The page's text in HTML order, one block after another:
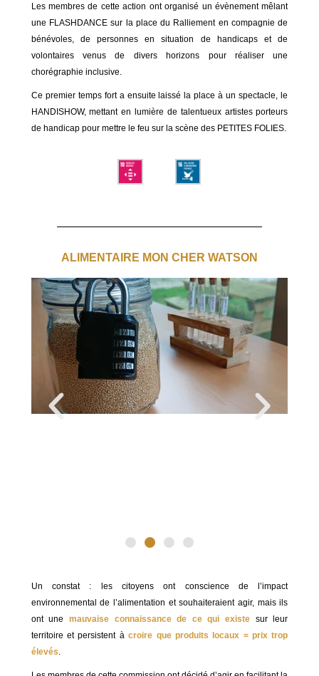
Les membres de cette action ont organisé un évènement mêlant
une FLASHDANCE sur la place du Ralliement en compagnie de
bénévoles, de personnes en situation de handicaps et de
volontaires venus de divers horizons pour réaliser une
chorégraphie inclusive.
Ce premier temps fort a ensuite laissé la place à un spectacle, le
HANDISHOW, mettant en lumière de talentueux artistes porteurs
de handicap pour mettre le feu sur la scène des PETITES FOLIES.
ALIMENTAIRE MON CHER WATSON
Un constat : les citoyens ont conscience de l’impact
environnemental de l’alimentation et souhaiteraient agir, mais ils
ont une mauvaise connaissance de ce qui existe sur leur
territoire et persistent àcroire que produits locaux = prix trop
élevés